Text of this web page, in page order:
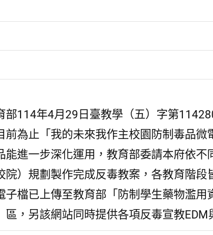
部114年4月29日臺教學（五）字第
前為止「我的未來我作主校園防制毒品
能進一步深化運用，教育部委請本府依
院）規劃製作完成反毒教案，各教育階段
子檔已上傳至教育部「防制學生藥物濫
區，另該網站同時提供各項反毒宣教